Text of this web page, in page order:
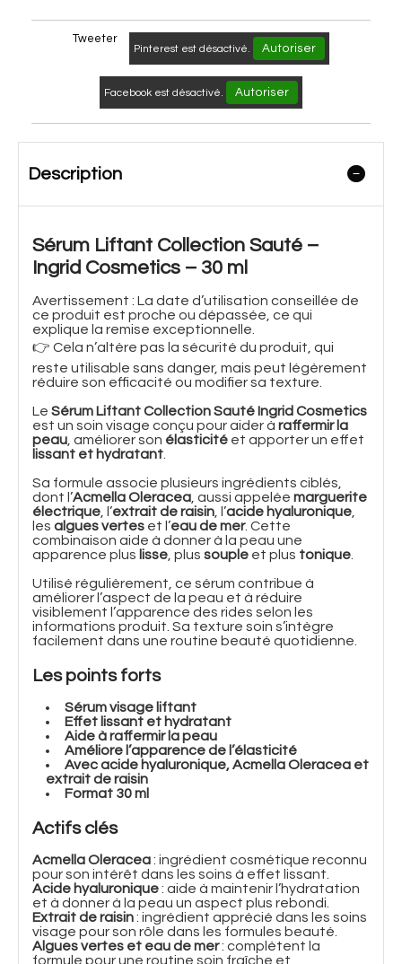
Tweeter
Pinterest est désactivé. Autoriser
Facebook est désactivé. Autoriser
Description
Sérum Liftant Collection Sauté –
Ingrid Cosmetics – 30 ml
Avertissement : La date d’utilisation conseillée de
ce produit est proche ou dépassée, ce qui
explique la remise exceptionnelle.
👉 Cela n’altère pas la sécurité du produit, qui
reste utilisable sans danger, mais peut légèrement
réduire son efficacité ou modifier sa texture.
Le Sérum Liftant Collection Sauté Ingrid Cosmetics
est un soin visage conçu pour aider à raffermir la
peau , améliorer son élasticité et apporter un effet
lissant et hydratant
Sa formule associe plusieurs ingrédients ciblés,
dont l’Acmella Oleracea , aussi appelée marguerite
électrique , l’extrait de raisin , l’acide hyaluronique
les algues vertes et l’eau de mer. Cette
combinaison aide à donner à la peau une
apparence plus lisse , plus souple et plus tonique
Utilisé régulièrement, ce sérum contribue à
améliorer l’aspect de la peau et à réduire
visiblement l’apparence des rides selon les
informations produit. Sa texture soin s’intègre
facilement dans une routine beauté quotidienne.
Les points forts
Sérum visage liftant
Effet lissant et hydratant
Aide à raffermir la peau
Améliore l’apparence de l’élasticité
Avec acide hyaluronique, Acmella Oleracea et
extrait de raisin
Format 30 ml
Actifs clés
Acmella Oleracea: ingrédient cosmétique reconnu
pour son intérêt dans les soins à effet lissant.
Acide hyaluronique: aide à maintenir l’hydratation
et à donner à la peau un aspect plus rebondi.
Extrait de raisin: ingrédient apprécié dans les soins
visage pour son rôle dans les formules beauté.
Algues vertes et eau de mer: complètent la
formule pour une routine soin fraîche et